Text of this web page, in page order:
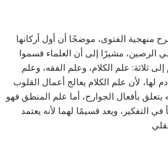
منهجية الفتوى، موضحًا أن أول أركانها
الرصين، مشيرًا إلى أن العلماء قسموا
ثلاثة: علم الكلام، وعلم الفقه، وعلم
لها، لأن علم الكلام يعالج أعمال القلوب
يتعلق بأفعال الجوارح، أما علم المنطق فهو
التفكير، ويعد قسيمًا لهما لأنه يعتمد